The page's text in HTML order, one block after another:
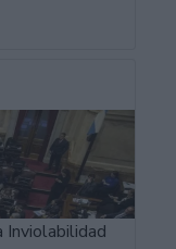
Inviolabilidad